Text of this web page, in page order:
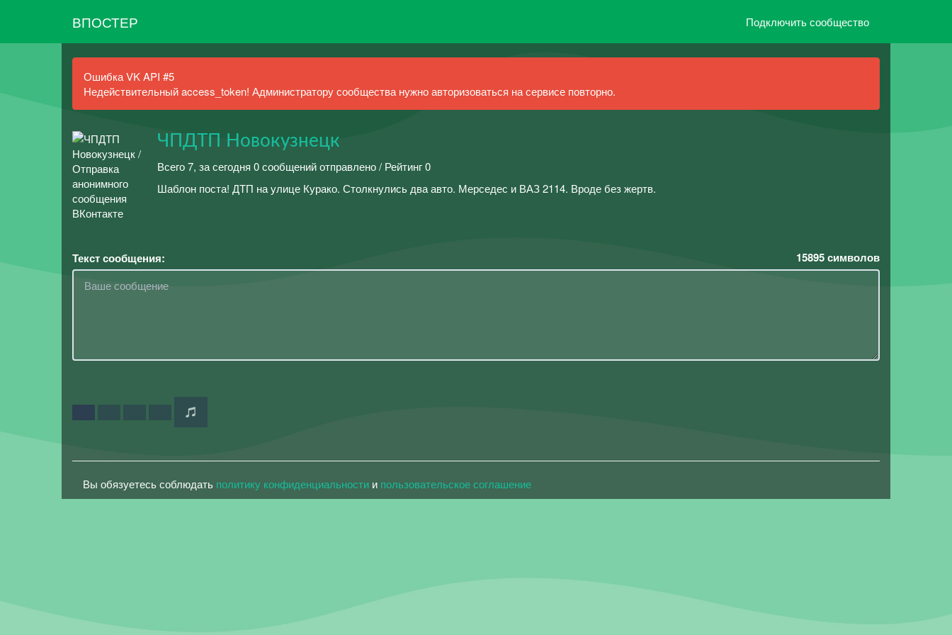
ВПОСТЕР Подключить сообщество
Ошибка VK API #5
Недействительный access_token! Администратору сообщества нужно авторизоваться на сервисе повторно.
ЧПДТП Новокузнецк
Всего 7, за сегодня 0 сообщений отправлено / Рейтинг 0
Шаблон поста! ДТП на улице Курако. Столкнулись два авто. Мерседес и ВАЗ 2114. Вроде без жертв.
Текст сообщения: 15895символов
Вы обязуетесь соблюдать политику конфиденциальности и пользовательское соглашение